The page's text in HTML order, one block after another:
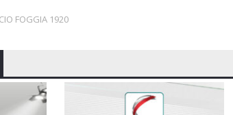
FOGGIA 1920